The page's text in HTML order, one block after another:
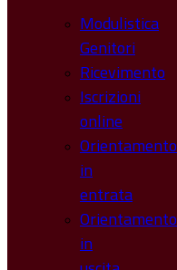
Modulistica
Genitori
Ricevimento
Iscrizioni
online
Orientamento
in
entrata
Orientamento
in